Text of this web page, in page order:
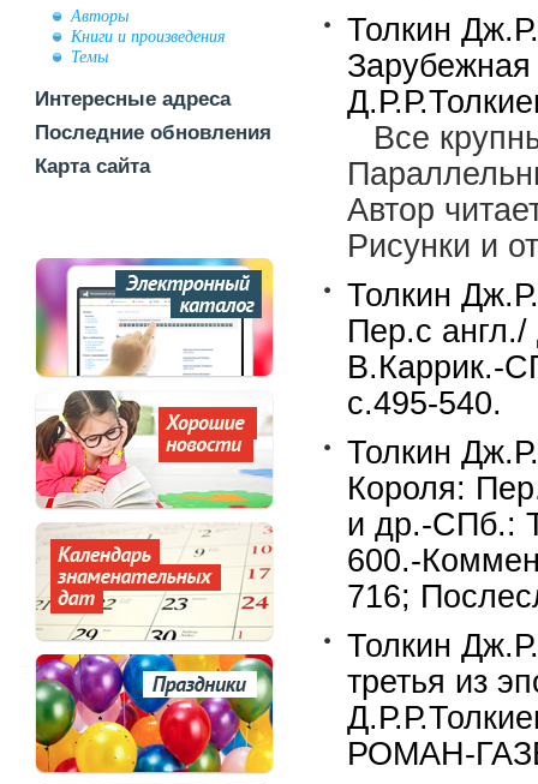
Авторы
Книги и произведения
Темы
Интересные адреса
Последние обновления
Карта сайта
Толкин
Зарубежная
Все
Автор
Рисунки и
Толкин
Пер.с
В.Каррик.-
с.495-540.
Толкин
Короля:
и др.-СПб.:
600.-
716;
Толкин
третья из
РОМАН-